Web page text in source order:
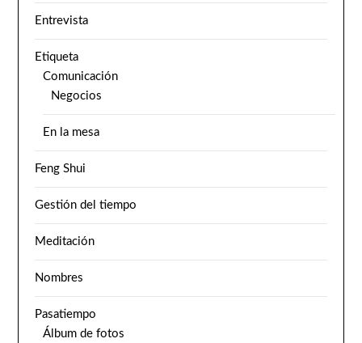
Entrevista
Etiqueta
Comunicación
Negocios
En la mesa
Feng Shui
Gestión del tiempo
Meditación
Nombres
Pasatiempo
Álbum de fotos